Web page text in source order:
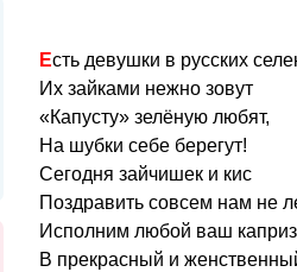
Есть девушки в русских
Их зайками нежно зовут
«Капусту» зелёную любят,
На шубки себе берегут!
Сегодня зайчишек и кис
Поздравить совсем нам не
Исполним любой ваш каприз
В прекрасный и